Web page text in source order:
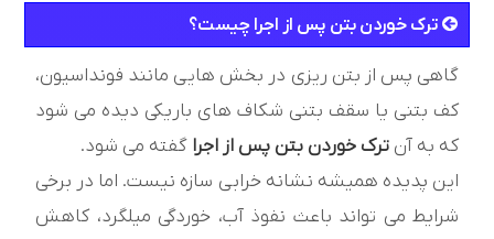
ترک خوردن بتن پس از اجرا چیست؟
گاهی پس از بتن ریزی در بخش هایی مانند فونداسیون،
کف بتنی یا سقف بتنی شکاف های باریکی دیده می شود
که به آن ترک خوردن بتن پس از اجرا گفته می شود.
این پدیده همیشه نشانه خرابی سازه نیست. اما در برخی
شرایط می تواند باعث نفوذ آب، خوردگی میلگرد، کاهش